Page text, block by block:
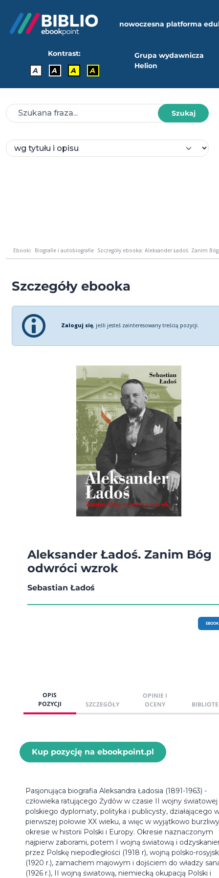
nowoczesna platforma
Kontrast:
A
A A A
Grupa wydawnicza
Helion
Szukaj
Ebooki Biografie i autobiografie Szczegóły ebooka: Aleksander Ładoś. Zanim
Szczegóły ebooka
Zaloguj się, jeśli jesteś zainteresowany treścią pozycji.
Aleksander Ładoś. Zanim Bóg
odwróci wzrok
Sebastian Ładoś
EBOOK
OPIS
POZYCJI
SZCZEGÓŁY
OPINIE I
OCENY
Kup pozycję na ebookpoint.pl
Pasjonująca biografia Aleksandra Ładosia (1891-1963) -
człowieka ratującego Żydów w czasie II wojny światowej
polskiego dyplomaty, polityka i publicysty, działającego
pierwszej połowie XX wieku, a więc w wyjątkowo
okresie w historii Polski i Europy. Okresie naznaczonym
najpierw zaborami, potem I wojną światową i
przez Polskę niepodległości (1918 r), wojną polsko-
(1920 r.), zamachem majowym i dojściem do władzy
(1926 r.), II wojną światową, niemiecką okupacją Polski i